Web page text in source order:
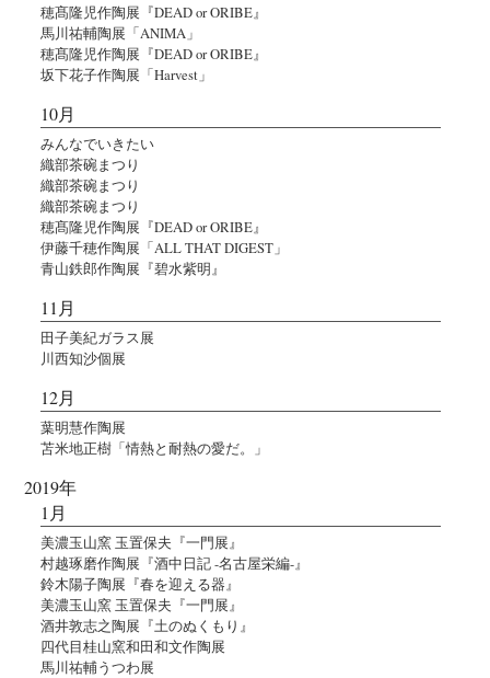
穂髙隆児作陶展『DEAD or ORIBE』
馬川祐輔陶展「ANIMA」
穂髙隆児作陶展『DEAD or ORIBE』
坂下花子作陶展「Harvest」
10月
みんなでいきたい
織部茶碗まつり
織部茶碗まつり
織部茶碗まつり
穂髙隆児作陶展『DEAD or ORIBE』
伊藤千穂作陶展「ALL THAT DIGEST」
青山鉄郎作陶展『碧水紫明』
11月
田子美紀ガラス展
川西知沙個展
12月
葉明慧作陶展
苫米地正樹「情熱と耐熱の愛だ。」
2019年
1月
美濃玉山窯 玉置保夫『一門展』
村越琢磨作陶展『酒中日記 -名古屋栄編-』
鈴木陽子陶展『春を迎える器』
美濃玉山窯 玉置保夫『一門展』
酒井敦志之陶展『土のぬくもり』
四代目桂山窯和田和文作陶展
馬川祐輔うつわ展